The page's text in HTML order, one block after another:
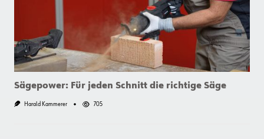
Sägepower: Für jeden Schnitt die richtige Säge
Harald Kammerer 705